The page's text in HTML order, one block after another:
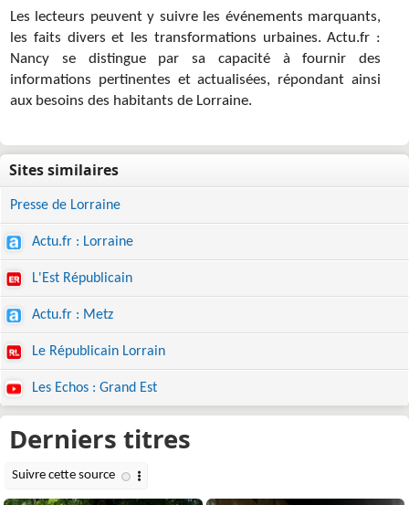
Les lecteurs peuvent y suivre les événements marquants,
les faits divers et les transformations urbaines. Actu.fr :
Nancy se distingue par sa capacité à fournir des
informations pertinentes et actualisées, répondant ainsi
aux besoins des habitants de Lorraine.
Presse de Lorraine
Actu.fr : Lorraine
L'Est Républicain
Actu.fr : Metz
Le Républicain Lorrain
Les Echos : Grand Est